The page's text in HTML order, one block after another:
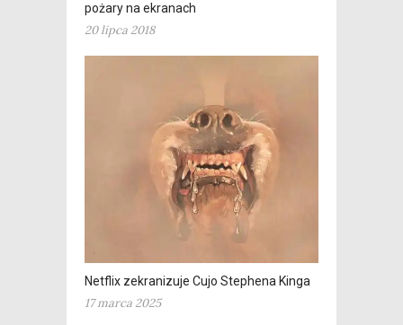
pożary na ekranach
20 lipca 2018
Netflix zekranizuje Cujo Stephena Kinga
17 marca 2025